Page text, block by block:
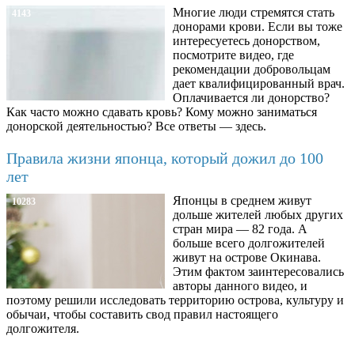
4143
Многие люди стремятся стать
донорами крови. Если вы тоже
интересуетесь донорством,
посмотрите видео, где
рекомендации добровольцам
дает квалифицированный врач.
Оплачивается ли донорство?
Как часто можно сдавать кровь? Кому можно заниматься
донорской деятельностью? Все ответы — здесь.
Правила жизни японца, который дожил до 100
лет
10283
Японцы в среднем живут
дольше жителей любых других
стран мира — 82 года. А
больше всего долгожителей
живут на острове Окинава.
Этим фактом заинтересовались
авторы данного видео, и
поэтому решили исследовать территорию острова, культуру и
обычаи, чтобы составить свод правил настоящего
долгожителя.